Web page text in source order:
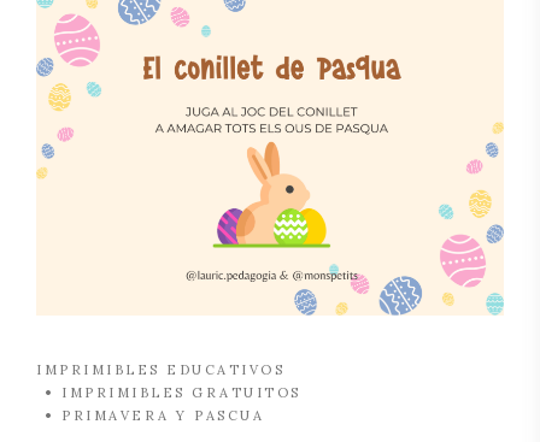
IMPRIMIBLES EDUCATIVOS
IMPRIMIBLES GRATUITOS
PRIMAVERA Y PASCUA